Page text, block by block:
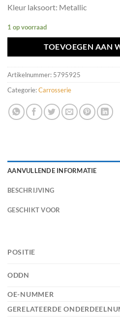
Kleur laksoort: Metallic
1 op voorraad
TOEVOEGEN AAN
Artikelnummer: 5795925
Categorie:Carrosserie
AANVULLENDE INFORMATIE
BESCHRIJVING
GESCHIKT VOOR
POSITIE
ODDN
OE-NUMMER
GERELATEERDE